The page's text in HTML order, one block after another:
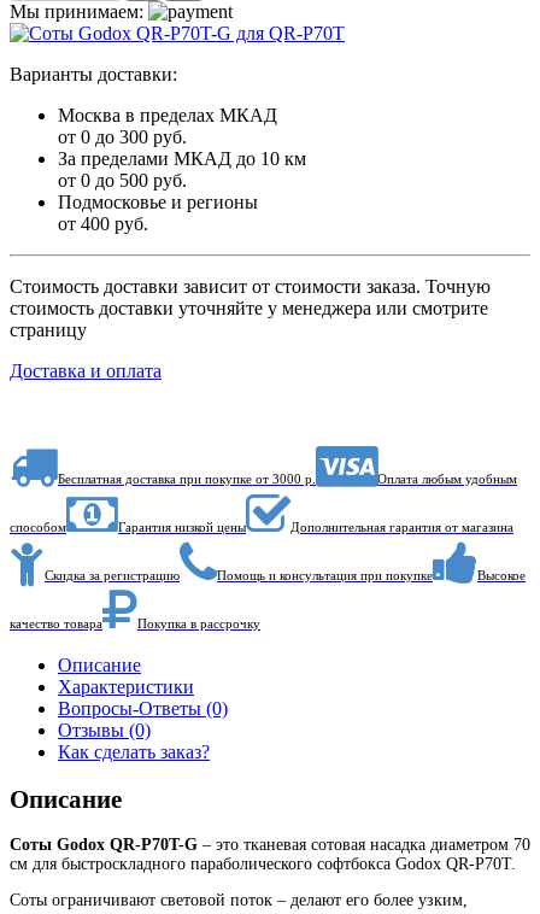
Мы принимаем:
Варианты доставки:
Москва в пределах МКАД
от 0 до 300 руб.
За пределами МКАД до 10 км
от 0 до 500 руб.
Подмосковье и регионы
от 400 руб.
Стоимость доставки зависит от стоимости заказа. Точную
стоимость доставки уточняйте у менеджера или смотрите
страницу
Доставка и оплата
Бесплатная доставка при покупке от 3000 р. Оплата любым удобным
способом Гарантия низкой цены Дополнительная гарантия от магазина
Скидка за регистрацию Помощь и консультация при покупке Высокое
качество товара Покупка в рассрочку
Описание
Характеристики
Вопросы-Ответы (0)
Отзывы (0)
Как сделать заказ?
Описание
Соты Godox QR-P70T-G – это тканевая сотовая насадка диаметром 70
см для быстроскладного параболического софтбокса Godox QR-P70T.
Соты ограничивают световой поток – делают его более узким,